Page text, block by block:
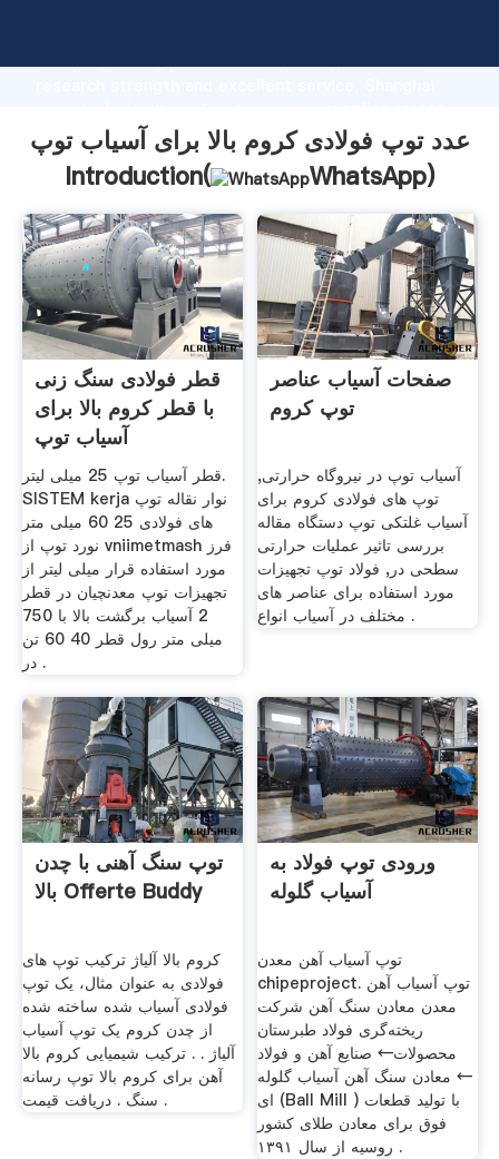
Grasping strong production capability, advanced
the value and bring values to all of customers.
عدد توپ فولادی کروم بالا برای آسیاب توپ
Introduction(
WhatsApp)
قطر فولادی سنگ زنی
با قطر کروم بالا برای
آسیاب توپ
قطر آسیاب توپ 25 میلی لیتر.
SISTEM kerja نوار نقاله توپ
های فولادی 25 60 میلی متر
نورد توپ از vniimetmash فرز
مورد استفاده قرار میلی لیتر از
تجهیزات توپ معدنچیان در قطر
2 آسیاب برگشت بالا با 750
میلی متر رول قطر 40 60 تن
در .
صفحات آسیاب عناصر
توپ کروم
آسیاب توپ در نیروگاه حرارتی,
توپ های فولادی کروم برای
آسیاب غلتکی توپ دستگاه مقاله
بررسی تاثیر عملیات حرارتی
سطحی در, فولاد توپ تجهیزات
مورد استفاده برای عناصر های
مختلف در آسیاب انواع .
توپ سنگ آهنی با چدن
بالا Offerte Buddy
کروم بالا آلیاژ ترکیب توپ های
فولادی به عنوان مثال، یک توپ
فولادی آسیاب شده ساخته شده
از چدن کروم یک توپ آسیاب
آلیاژ . . ترکیب شیمیایی کروم بالا
آهن برای کروم بالا توپ رسانه
سنگ . دریافت قیمت .
ورودی توپ فولاد به
آسیاب گلوله
توپ آسیاب آهن معدن
chipeproject. توپ آسیاب آهن
معدن معادن سنگ آهن شرکت
ریخته‌گری فولاد طبرستان
محصولات← صنایع آهن و فولاد
← معادن سنگ آهن آسیاب گلوله
ای (Ball Mill ) با تولید قطعات
فوق برای معادن طلای کشور
روسیه از سال ۱۳۹۱ .